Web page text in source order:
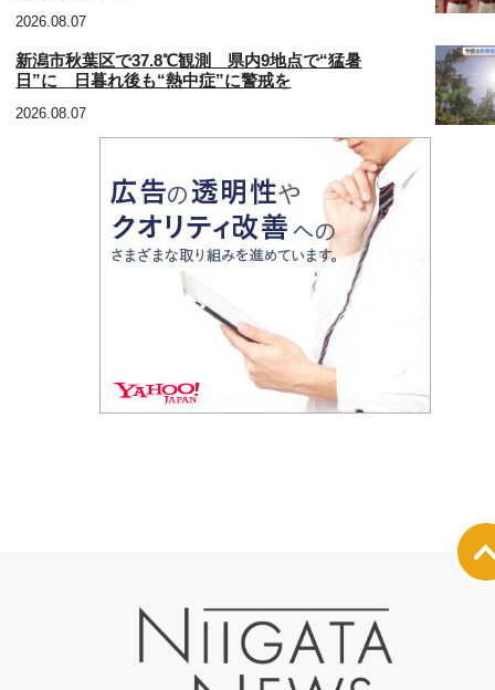
2026.08.07
新潟市秋葉区で37.8℃観測 県内9地点で“猛暑
日”に 日暮れ後も“熱中症”に警戒を
2026.08.07